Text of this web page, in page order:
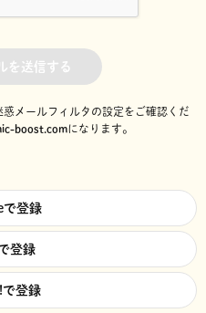
を送信する
メールフィルタの設定をご確認くだ
boost.comになります。
で登録
登録
で登録